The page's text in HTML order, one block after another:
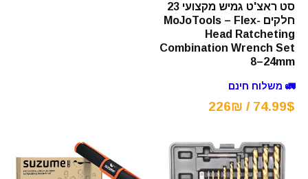
סט ראצ'ט גמיש מקצועי 23
חלקים MoJoTools – Flex-
Head Ratcheting
Combination Wrench Set
8–24mm
🚛 משלוח חינם
74.99$ / 226₪